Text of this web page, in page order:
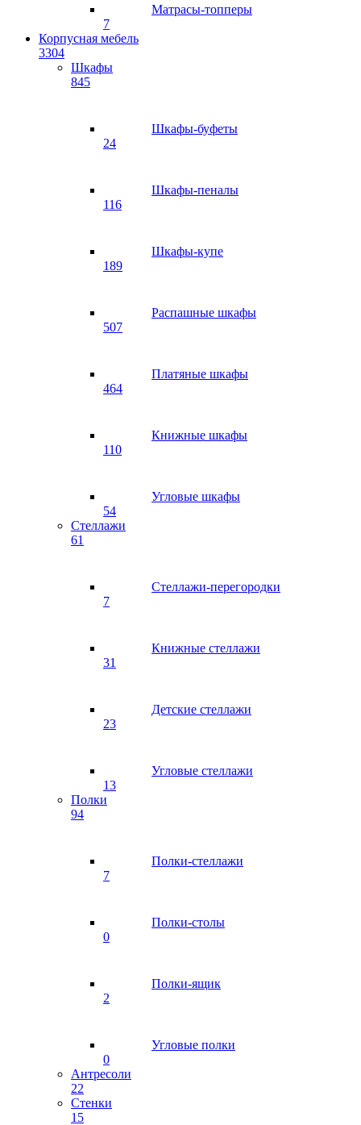
Матрасы-топперы
7
Корпусная мебель
3304
Шкафы
845
Шкафы-буфеты
24
Шкафы-пеналы
116
Шкафы-купе
189
Распашные шкафы
507
Платяные шкафы
464
Книжные шкафы
110
Угловые шкафы
54
Стеллажи
61
Стеллажи-перегородки
7
Книжные стеллажи
31
Детские стеллажи
23
Угловые стеллажи
13
Полки
94
Полки-стеллажи
7
Полки-столы
0
Полки-ящик
2
Угловые полки
0
Антресоли
22
Стенки
15